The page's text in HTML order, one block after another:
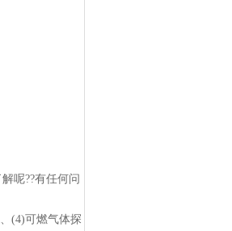
呢??有任何问
(4)可燃气体探